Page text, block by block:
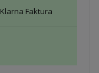
Klarna Faktura